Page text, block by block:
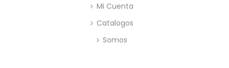
Mi Cuenta
Catalogos
Somos